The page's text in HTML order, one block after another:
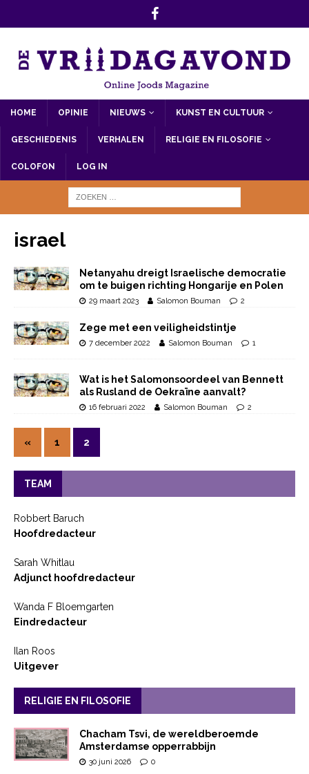
HOME OPINIE NIEUWS KUNST EN CULTUUR
GESCHIEDENIS VERHALEN RELIGIE EN FILOSOFIE
COLOFON LOG IN
israel
Netanyahu dreigt Israelische democratie
om te buigen richting Hongarije en Polen
29 maart 2023 Salomon Bouman 2
Zege met een veiligheidstintje
7 december 2022 Salomon Bouman 1
Wat is het Salomonsoordeel van Bennett
als Rusland de Oekraïne aanvalt?
16 februari 2022 Salomon Bouman 2
« 1 2
TEAM
Robbert Baruch
Hoofdredacteur
Sarah Whitlau
Adjunct hoofdredacteur
Wanda F Bloemgarten
Eindredacteur
Ilan Roos
Uitgever
RELIGIE EN FILOSOFIE
Chacham Tsvi, de wereldberoemde
Amsterdamse opperrabbijn
30 juni 2026 0